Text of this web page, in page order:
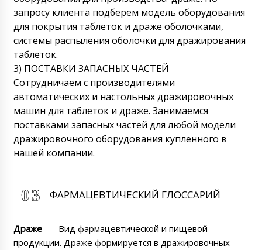
запросу клиента подберем модель оборудования
для покрытия таблеток и драже оболочками,
системы распыления оболочки для дражирования
таблеток.
3) ПОСТАВКИ ЗАПАСНЫХ ЧАСТЕЙ
Сотрудничаем с производителями
автоматических и настольных дражировочных
машин для таблеток и драже. Занимаемся
поставками запасных частей для любой модели
дражировочного оборудования купленного в
нашей компании.
ФАРМАЦЕВТИЧЕСКИЙ ГЛОССАРИЙ
Драже — Вид фармацевтической и пищевой
продукции. Драже формируется в дражировочных